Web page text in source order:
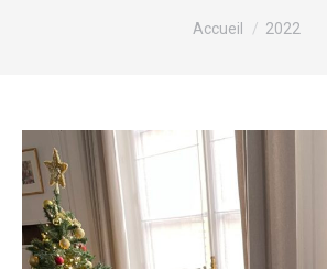
Vous êtes ici :
Accueil 2022